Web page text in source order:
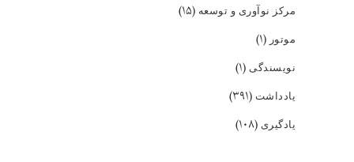
مرکز نوآوری و توسعه (۱۵)
موتور (۱)
نویسندگی (۱)
یادداشت (۳۹۱)
یادگیری (۱۰۸)